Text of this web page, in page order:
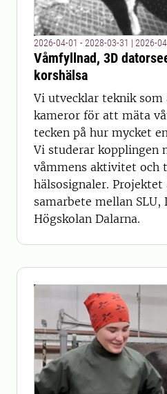
2026-04-01 - 2028-03-31 | 2026-
Våmfyllnad, 3D
korshälsa
Vi utvecklar teknik som
kameror för att mäta
tecken på hur mycket
Vi studerar kopplingen
våmmens aktivitet och
hälsosignaler. Projektet
samarbete mellan SLU,
Högskolan Dalarna.